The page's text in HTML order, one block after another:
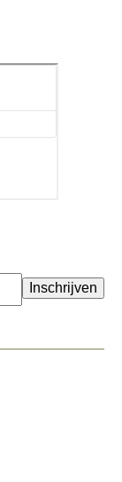
Inschrijven